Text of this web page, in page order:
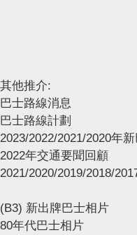
其他推介:
巴士路線消息
巴士路線計劃
2023/2022/2021/2020年
2022年交通要聞回顧
2021/2020/2019/2018/
(B3) 新出牌巴士相片
80年代巴士相片